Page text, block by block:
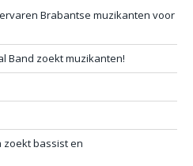
Brabantse muzikanten voor
Band zoekt muzikanten!
zoekt bassist en